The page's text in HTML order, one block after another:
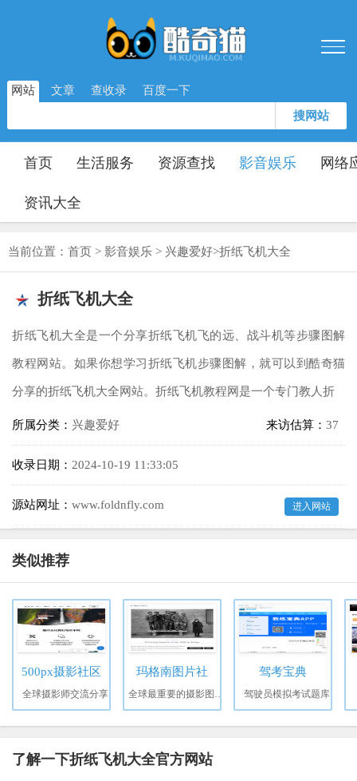
网站 文章 查收录 百度一下
搜网站
首页 生活服务 资源查找 影音娱乐 网络
资讯大全
当前位置： 首页 > 影音娱乐 > 兴趣爱好>折纸飞机大全
折纸飞机大全
折纸飞机大全是一个分享折纸飞机飞的远、战斗机等步骤图解
教程网站。如果你想学习折纸飞机步骤图解，就可以到酷奇猫
分享的折纸飞机大全网站。折纸飞机教程网是一个专门教人折
所属分类： 兴趣爱好 来访估算： 37
收录日期： 2024-10-19 11:33:05
源站网址： www.foldnfly.com 进入网站
类似推荐
500px摄影社区
全球摄影师交流分享
玛格南图片社 驾考宝典
驾驶员模拟考试题库
了解一下折纸飞机大全官方网站